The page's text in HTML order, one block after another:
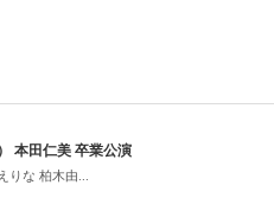
本田仁美 卒業公演
りな 柏木由...